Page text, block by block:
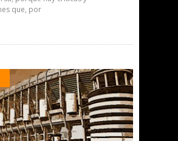
que, por